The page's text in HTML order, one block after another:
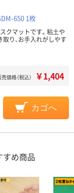
650 1枚
クマットです。粘土や
り、お手入れがしやす
価格（税込） ￥1,404
カゴへ
すめ商品